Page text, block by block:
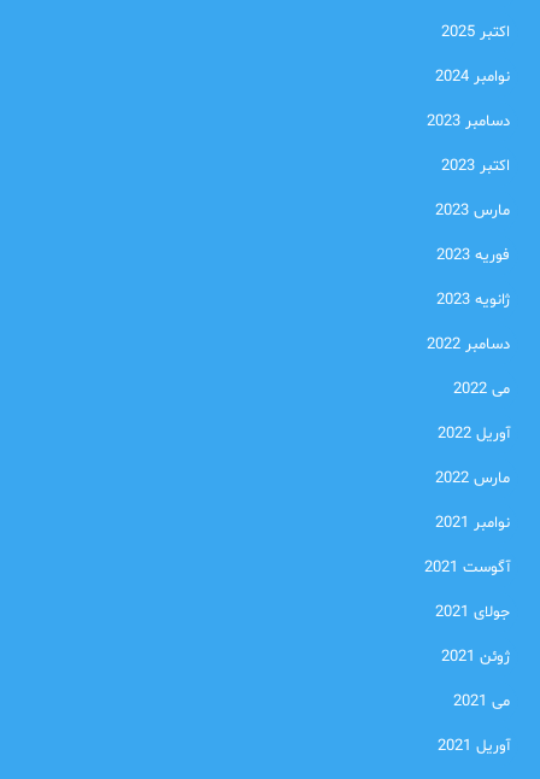
اکتبر 2025
نوامبر 2024
دسامبر 2023
اکتبر 2023
مارس 2023
فوریه 2023
ژانویه 2023
دسامبر 2022
می 2022
آوریل 2022
مارس 2022
نوامبر 2021
آگوست 2021
جولای 2021
ژوئن 2021
می 2021
آوریل 2021